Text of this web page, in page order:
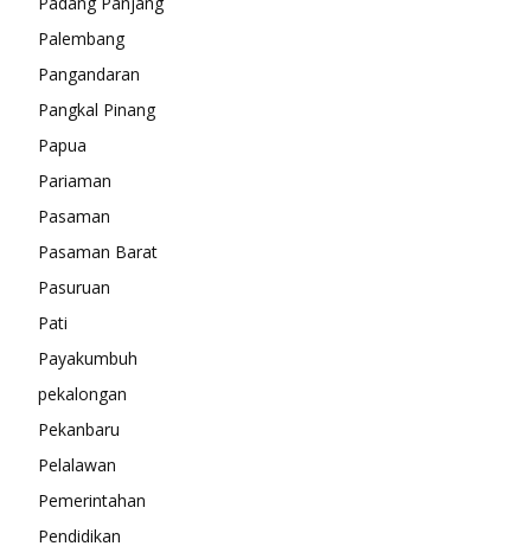
Palembang
Pangandaran
Pangkal Pinang
Papua
Pariaman
Pasaman
Pasaman Barat
Pasuruan
Pati
Payakumbuh
pekalongan
Pekanbaru
Pelalawan
Pemerintahan
Pendidikan